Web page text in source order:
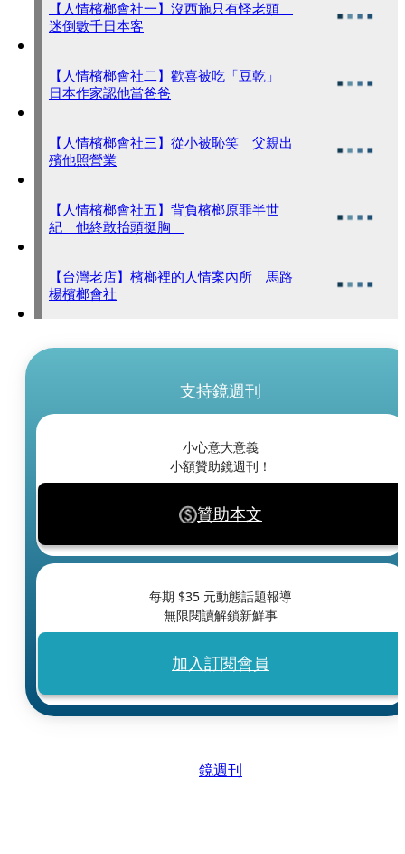
【人情檳榔會社一】沒西施只有怪老頭
迷倒數千日本客
【人情檳榔會社二】歡喜被吃「豆乾」
日本作家認他當爸爸
【人情檳榔會社三】從小被恥笑 父親出
殯他照營業
【人情檳榔會社五】背負檳榔原罪半世
紀 他終敢抬頭挺胸
【台灣老店】檳榔裡的人情案內所 馬路
楊檳榔會社
支持鏡週刊
小心意大意義
小額贊助鏡週刊！
贊助本文
每期 $35 元動態話題報導
無限閱讀解鎖新鮮事
加入訂閱會員
鏡週刊